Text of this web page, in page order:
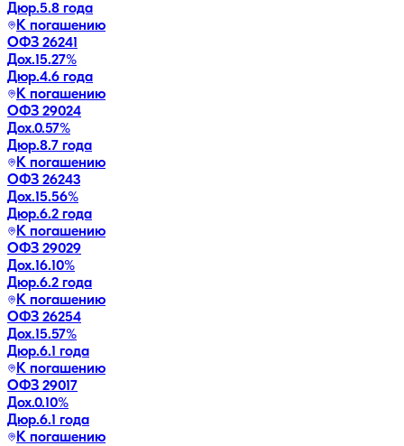
Дюр.5.8 года
К погашению
ОФЗ 26241
Дох.15.27%
Дюр.4.6 года
К погашению
ОФЗ 29024
Дох.0.57%
Дюр.8.7 года
К погашению
ОФЗ 26243
Дох.15.56%
Дюр.6.2 года
К погашению
ОФЗ 29029
Дох.16.10%
Дюр.6.2 года
К погашению
ОФЗ 26254
Дох.15.57%
Дюр.6.1 года
К погашению
ОФЗ 29017
Дох.0.10%
Дюр.6.1 года
К погашению